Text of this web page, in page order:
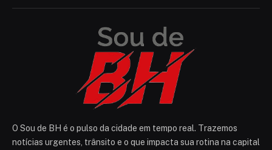
O Sou de BH é o pulso da cidade em tempo real. Trazemos
notícias urgentes, trânsito e o que impacta sua rotina na capital